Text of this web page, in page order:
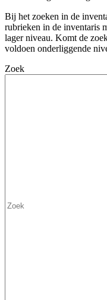
Bij het zoeken in de
rubrieken in de inventaris
lager niveau. Komt de
voldoen onderliggende
Zoek